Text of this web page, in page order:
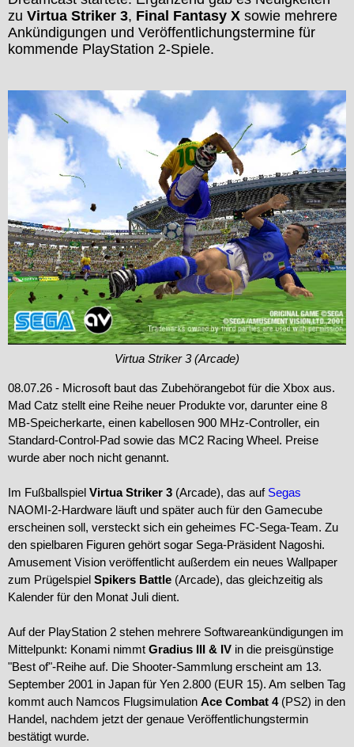
zu Virtua Striker 3, Final Fantasy X sowie mehrere
Ankündigungen und Veröffentlichungstermine für
kommende PlayStation 2-Spiele.
Virtua Striker 3 (Arcade)
08.07.26 - Microsoft baut das Zubehörangebot für die Xbox aus.
Mad Catz stellt eine Reihe neuer Produkte vor, darunter eine 8
MB-Speicherkarte, einen kabellosen 900 MHz-Controller, ein
Standard-Control-Pad sowie das MC2 Racing Wheel. Preise
wurde aber noch nicht genannt.
Im Fußballspiel Virtua Striker 3 (Arcade), das auf Segas
NAOMI-2-Hardware läuft und später auch für den Gamecube
erscheinen soll, versteckt sich ein geheimes FC-Sega-Team. Zu
den spielbaren Figuren gehört sogar Sega-Präsident Nagoshi.
Amusement Vision veröffentlicht außerdem ein neues Wallpaper
zum Prügelspiel Spikers Battle (Arcade), das gleichzeitig als
Kalender für den Monat Juli dient.
Auf der PlayStation 2 stehen mehrere Softwareankündigungen im
Mittelpunkt: Konami nimmt Gradius III & IV in die preisgünstige
"Best of"-Reihe auf. Die Shooter-Sammlung erscheint am 13.
September 2001 in Japan für Yen 2.800 (EUR 15). Am selben Tag
kommt auch Namcos Flugsimulation Ace Combat 4(PS2) in den
Handel, nachdem jetzt der genaue Veröffentlichungstermin
bestätigt wurde.